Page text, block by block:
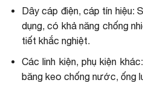
Dây cáp điện, cáp tín hiệu:
dụng, có khả năng chống
tiết khắc nghiệt.
Các linh kiện, phụ kiện
băng keo chống nước, ống